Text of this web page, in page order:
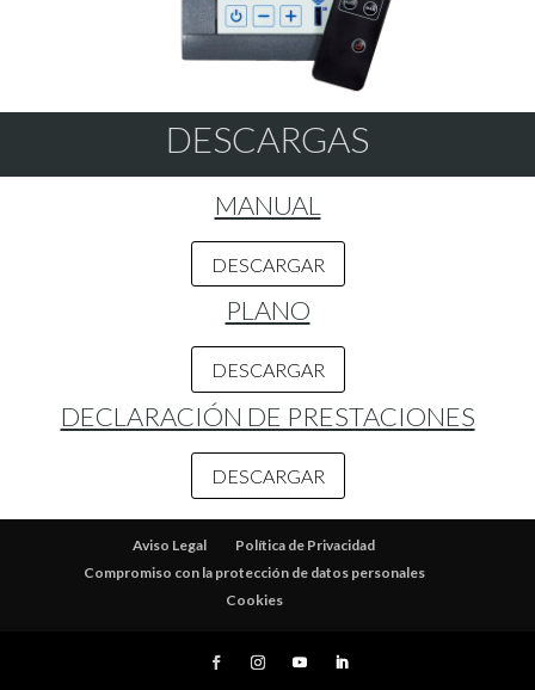
DESCARGAS
MANUAL
DESCARGAR
PLANO
DESCARGAR
DECLARACIÓN DE PRESTACIONES
DESCARGAR
Aviso Legal
Política de Privacidad
Compromiso con la protección de datos personales
Cookies